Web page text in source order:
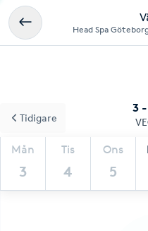
Head Spa
3
Mån
3
Tis
4
Ons
5
Tidigare